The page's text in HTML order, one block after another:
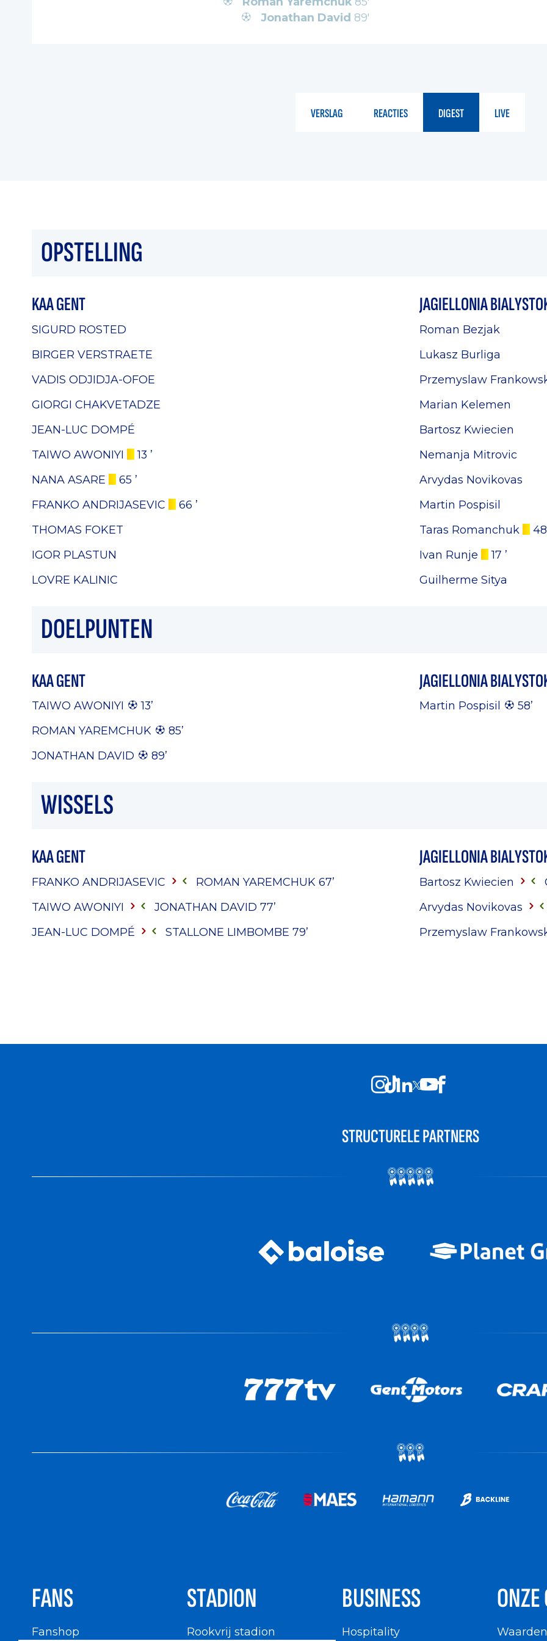
Jonathan David 89'
VERSLAG REACTIES DIGEST LIVE
OPSTELLING
KAA GENT
SIGURD ROSTED
BIRGER VERSTRAETE
VADIS ODJIDJA-OFOE
GIORGI CHAKVETADZE
JEAN-LUC DOMPÉ
TAIWO AWONIYI
13 ’
NANA ASARE
65 ’
FRANKO ANDRIJASEVIC
66 ’
THOMAS FOKET
IGOR PLASTUN
LOVRE KALINIC
JAGIELLONIA
Roman Bezjak
Lukasz Burliga
Przemyslaw
Marian Kelemen
Bartosz Kwiecien
Nemanja Mitrovic
Arvydas Novikovas
Martin Pospisil
Taras Romanchuk
48
Ivan Runje
17 ’
Guilherme Sitya
DOELPUNTEN
KAA GENT
TAIWO AWONIYI
13’
ROMAN YAREMCHUK
85’
JONATHAN DAVID
89’
JAGIELLONIA
Martin Pospisil 58’
WISSELS
KAA GENT
FRANKO ANDRIJASEVIC ROMAN YAREMCHUK 67’
TAIWO AWONIYI
JONATHAN DAVID 77’
JEAN-LUC DOMPÉ
STALLONE LIMBOMBE 79’
JAGIELLONIA
Bartosz Kwiecien
Arvydas Novikovas
Przemyslaw
STRUCTURELE PARTNERS
FANS
Fanshop
STADION
Rookvrij stadion
BUSINESS
Hospitality Waarden